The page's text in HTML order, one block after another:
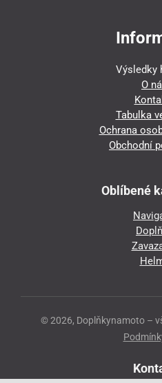
Výsledky
O
Tabulka
Ochrana
Obchodní
Oblíbené
© 2026, Doplňkynamoto –